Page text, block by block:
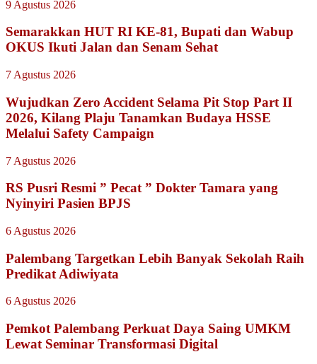
9 Agustus 2026
Semarakkan HUT RI KE-81, Bupati dan Wabup
OKUS Ikuti Jalan dan Senam Sehat
7 Agustus 2026
Wujudkan Zero Accident Selama Pit Stop Part II
2026, Kilang Plaju Tanamkan Budaya HSSE
Melalui Safety Campaign
7 Agustus 2026
RS Pusri Resmi ” Pecat ” Dokter Tamara yang
Nyinyiri Pasien BPJS
6 Agustus 2026
Palembang Targetkan Lebih Banyak Sekolah Raih
Predikat Adiwiyata
6 Agustus 2026
Pemkot Palembang Perkuat Daya Saing UMKM
Lewat Seminar Transformasi Digital